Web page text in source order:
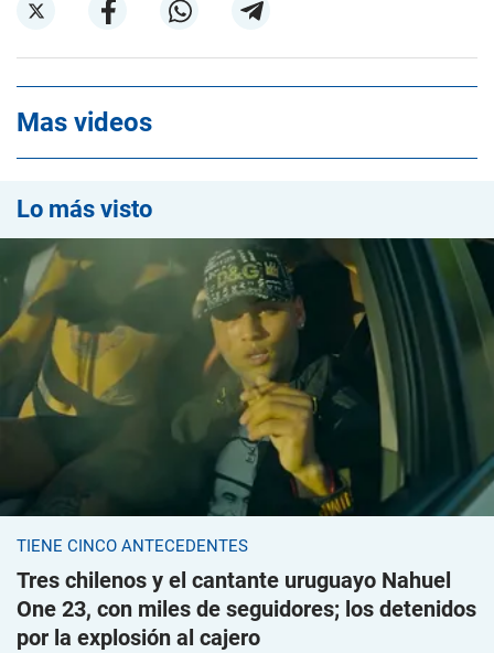
Mas videos
Lo más visto
TIENE CINCO ANTECEDENTES
Tres chilenos y el cantante uruguayo Nahuel
One 23, con miles de seguidores; los detenidos
por la explosión al cajero